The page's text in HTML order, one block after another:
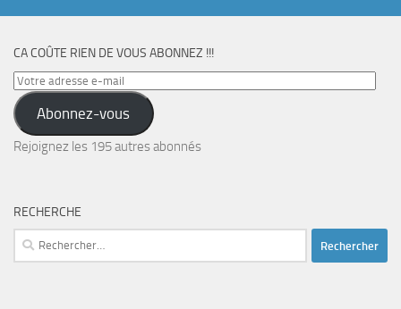
CA COÛTE RIEN DE VOUS ABONNEZ !!!
Votre
adresse
e-
mail
Abonnez-vous
Rejoignez les 195 autres abonnés
RECHERCHE
Rechercher :